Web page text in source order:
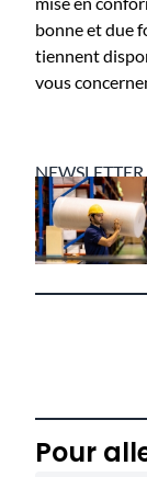
bonne et due
tiennent
vous
NEWSLETTER
Pour